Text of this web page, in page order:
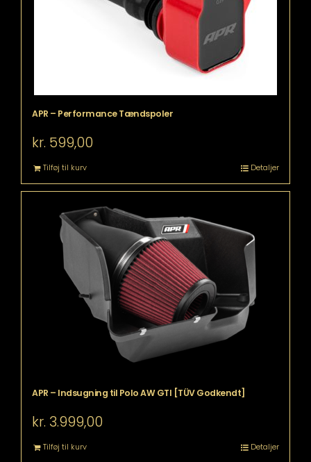
APR – Performance Tændspoler
kr. 599,00
Tilføj til kurv Detaljer
APR – Indsugning til Polo AW GTI [TÜV Godkendt]
kr. 3.999,00
Tilføj til kurv Detaljer